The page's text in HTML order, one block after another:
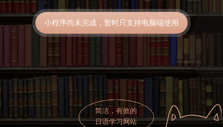
小程序尚未完成，暂时只支持电脑端使用
简洁，有效的
日语学习网站